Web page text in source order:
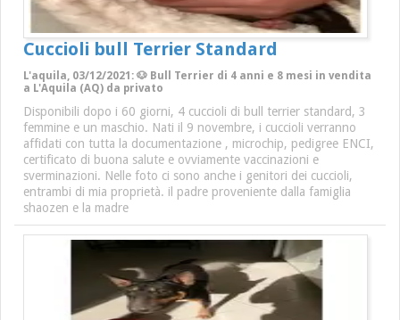
Cuccioli bull Terrier Standard
L'aquila, 03/12/2021: 🐶 Bull Terrier di 4 anni e 8 mesi in vendita
a L'Aquila (AQ) da privato
Disponibili dopo i 60 giorni, 4 cuccioli di bull terrier standard, 3
femmine e un maschio. Nati il 9 novembre, i cuccioli verranno
affidati con tutta la documentazione , microchip, pedigree ENCI,
certificato di buona salute e ovviamente vaccinazioni e
sverminazioni. Nelle foto ci sono anche i genitori dei cuccioli,
entrambi di mia proprietà. il padre proveniente dalla famiglia
shaozen e la madre